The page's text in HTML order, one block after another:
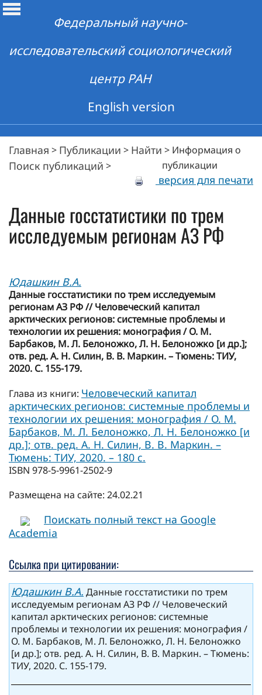
Федеральный научно-
исследовательский социологический
центр РАН
English version
Главная > Публикации > Найти >
Поиск публикаций >
Информация о
публикации
версия для печати
Данные госстатистики по трем
исследуемым регионам АЗ РФ
Юдашкин В.А.
Данные госстатистики по трем исследуемым
регионам АЗ РФ // Человеческий капитал
арктических регионов: системные проблемы и
технологии их решения: монография / О. М.
Барбаков, М. Л. Белоножко, Л. Н. Белоножко [и др.];
отв. ред. А. Н. Силин, В. В. Маркин. – Тюмень: ТИУ,
2020. С. 155-179.
Глава из книги: Человеческий капитал
арктических регионов: системные проблемы и
технологии их решения: монография / О. М.
Барбаков, М. Л. Белоножко, Л. Н. Белоножко [и
др.]; отв. ред. А. Н. Силин, В. В. Маркин. –
Тюмень: ТИУ, 2020. – 180 с.
ISBN 978-5-9961-2502-9
Размещена на сайте: 24.02.21
Поискать полный текст на Google
Academia
Ссылка при цитировании:
Юдашкин В.А. Данные госстатистики по трем
исследуемым регионам АЗ РФ // Человеческий
капитал арктических регионов: системные
проблемы и технологии их решения: монография /
О. М. Барбаков, М. Л. Белоножко, Л. Н. Белоножко
[и др.]; отв. ред. А. Н. Силин, В. В. Маркин. – Тюмень:
ТИУ, 2020. С. 155-179.